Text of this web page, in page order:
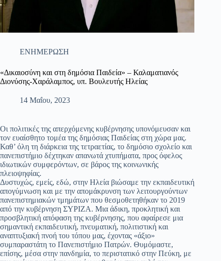
ΕΝΗΜΕΡΩΣΗ
«Δικαιοσύνη και στη δημόσια Παιδεία» – Καλαματιανός
Διονύσης-Χαράλαμπος, υπ. Βουλευτής Ηλείας
14 Μαΐου, 2023
Οι πολιτικές της απερχόμενης κυβέρνησης υπονόμευσαν και
τον ευαίσθητο τομέα της δημόσιας Παιδείας στη χώρα μας.
Καθ’ όλη τη διάρκεια της τετραετίας, το δημόσιο σχολείο και
πανεπιστήμιο δέχτηκαν απανωτά χτυπήματα, προς όφελος
ιδιωτικών συμφερόντων, σε βάρος της κοινωνικής
πλειοψηφίας.
Δυστυχώς, εμείς, εδώ, στην Ηλεία βιώσαμε την εκπαιδευτική
απογύμνωση και με την απομάκρυνση των λειτουργούντων
πανεπιστημιακών τμημάτων που θεσμοθετηθήκαν το 2019
από την κυβέρνηση ΣΥΡΙΖΑ. Μια άδικη, προκλητική και
προσβλητική απόφαση της κυβέρνησης, που αφαίρεσε μια
σημαντική εκπαιδευτική, πνευματική, πολιτιστική και
αναπτυξιακή πνοή του τόπου μας, έχοντας «άξιο»
συμπαραστάτη το Πανεπιστήμιο Πατρών. Θυμόμαστε,
επίσης, μέσα στην πανδημία, το περιστατικό στην Πεύκη, με